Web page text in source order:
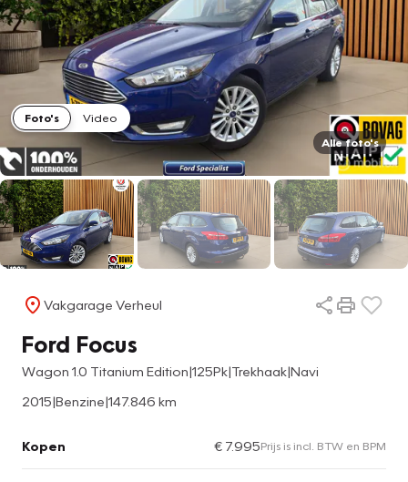
Foto's
Video
Alle foto's
Vakgarage Verheul
Ford Focus
Wagon 1.0 Titanium Edition|125Pk|Trekhaak|Navi
2015|Benzine|147.846 km
Kopen € 7.995Prijs is incl. BTW en BPM